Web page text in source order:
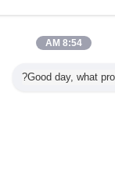
8:54 AM
Good day, what